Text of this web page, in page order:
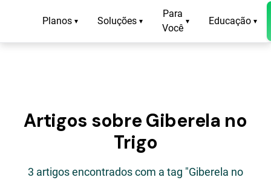
Planos ▾ Soluções ▾
Para
Você
▾ Educação ▾
Artigos sobre Giberela no
Trigo
3 artigos encontrados com a tag "Giberela no